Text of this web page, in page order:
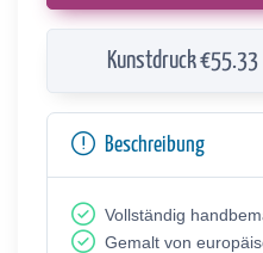
Kunstdruck
Beschreibung
Vollständig
Gemalt von